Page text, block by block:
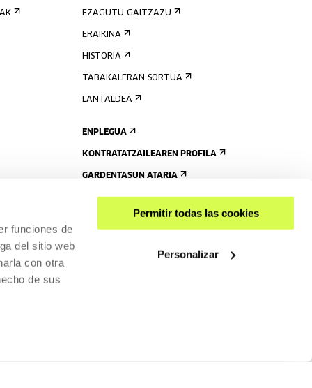
funciones de
del sitio web
con otra
de sus
Permitir todas las cookies
Personalizar
EZAGUTU GAITZAZU
ERAIKINA
HISTORIA
TABAKALERAN SORTUA
LANTALDEA
ENPLEGUA
KONTRATATZAILEAREN PROFILA
GARDENTASUN ATARIA